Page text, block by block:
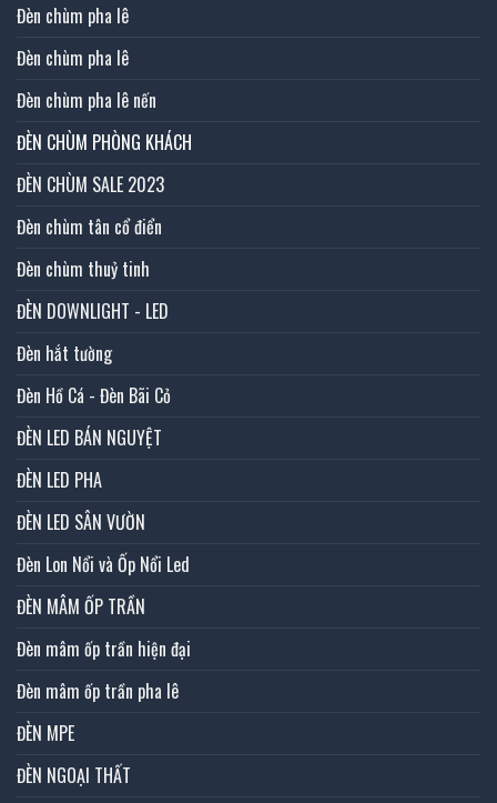
Đèn chùm pha lê
Đèn chùm pha lê
Đèn chùm pha lê nến
ĐÈN CHÙM PHÒNG KHÁCH
ĐÈN CHÙM SALE 2023
Đèn chùm tân cổ điển
Đèn chùm thuỷ tinh
ĐÈN DOWNLIGHT - LED
Đèn hắt tường
Đèn Hồ Cá - Đèn Bãi Cỏ
ĐÈN LED BÁN NGUYỆT
ĐÈN LED PHA
ĐÈN LED SÂN VƯỜN
Đèn Lon Nổi và Ốp Nổi Led
ĐÈN MÂM ỐP TRẦN
Đèn mâm ốp trần hiện đại
Đèn mâm ốp trần pha lê
ĐÈN MPE
ĐÈN NGOẠI THẤT